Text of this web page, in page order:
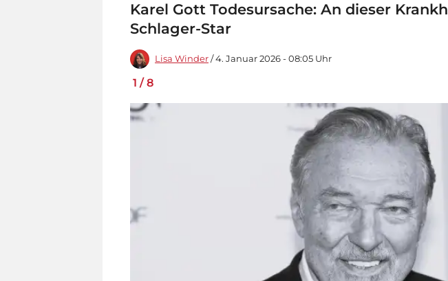
Karel Gott Todesursache: An dieser
Schlager-Star
Lisa Winder / 4. Januar 2026 - 08:05 Uhr
1 /8